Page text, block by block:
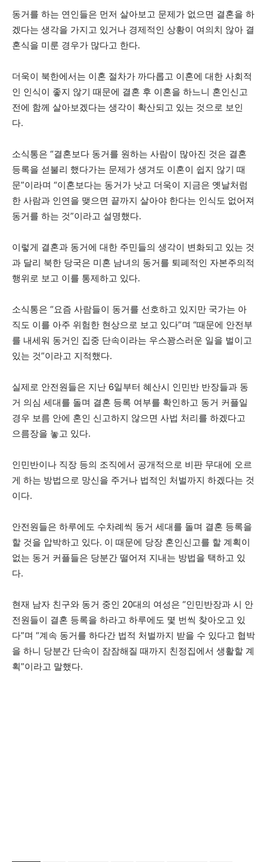
동거를 하는 연인들은 먼저 살아보고 문제가 없으면 결혼을 하
겠다는 생각을 가지고 있거나 경제적인 상황이 여의치 않아 결
혼식을 미룬 경우가 많다고 한다.
더욱이 북한에서는 이혼 절차가 까다롭고 이혼에 대한 사회적
인 인식이 좋지 않기 때문에 결혼 후 이혼을 하느니 혼인신고
전에 함께 살아보겠다는 생각이 확산되고 있는 것으로 보인
다.
소식통은 “결혼보다 동거를 원하는 사람이 많아진 것은 결혼
등록을 섣불리 했다가는 문제가 생겨도 이혼이 쉽지 않기 때
문”이라며 “이혼보다는 동거가 낫고 더욱이 지금은 옛날처럼
한 사람과 인연을 맺으면 끝까지 살아야 한다는 인식도 없어져
동거를 하는 것”이라고 설명했다.
이렇게 결혼과 동거에 대한 주민들의 생각이 변화되고 있는 것
과 달리 북한 당국은 미혼 남녀의 동거를 퇴폐적인 자본주의적
행위로 보고 이를 통제하고 있다.
소식통은 “요즘 사람들이 동거를 선호하고 있지만 국가는 아
직도 이를 아주 위험한 현상으로 보고 있다”며 “때문에 안전부
를 내세워 동거인 집중 단속이라는 우스꽝스러운 일을 벌이고
있는 것”이라고 지적했다.
실제로 안전원들은 지난 6일부터 혜산시 인민반 반장들과 동
거 의심 세대를 돌며 결혼 등록 여부를 확인하고 동거 커플일
경우 보름 안에 혼인 신고하지 않으면 사법 처리를 하겠다고
으름장을 놓고 있다.
인민반이나 직장 등의 조직에서 공개적으로 비판 무대에 오르
게 하는 방법으로 망신을 주거나 법적인 처벌까지 하겠다는 것
이다.
안전원들은 하루에도 수차례씩 동거 세대를 돌며 결혼 등록을
할 것을 압박하고 있다. 이 때문에 당장 혼인신고를 할 계획이
없는 동거 커플들은 당분간 떨어져 지내는 방법을 택하고 있
다.
현재 남자 친구와 동거 중인 20대의 여성은 “인민반장과 시 안
전원들이 결혼 등록을 하라고 하루에도 몇 번씩 찾아오고 있
다”며 “계속 동거를 하다간 법적 처벌까지 받을 수 있다고 협박
을 하니 당분간 단속이 잠잠해질 때까지 친정집에서 생활할 계
획”이라고 말했다.